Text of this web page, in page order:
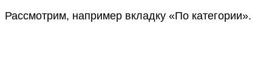
Рассмотрим, например вкладку «По категории».